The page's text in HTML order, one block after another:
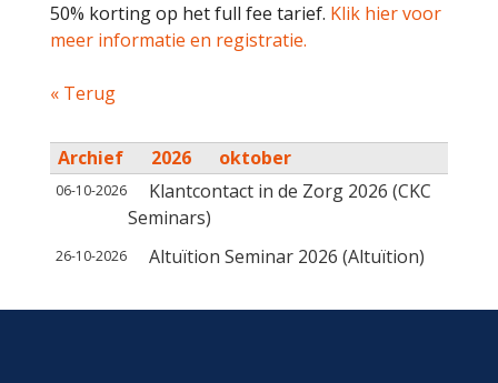
50% korting op het full fee tarief. Klik hier voor
meer informatie en registratie.
« Terug
Archief 2026 oktober
06-10-2026
Klantcontact in de Zorg 2026 (CKC
Seminars)
26-10-2026 Altuïtion Seminar 2026 (Altuïtion)